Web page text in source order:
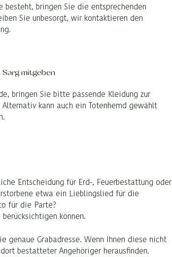
besteht, bringen Sie die entsprechenden
Sie unbesorgt, wir kontaktieren den
mitgeben
bringen Sie bitte passende Kleidung zur
kann auch ein Totenhemd gewählt
Entscheidung für Erd-, Feuerbestattung oder
etwa ein Lieblingslied für die
für die Parte?
können.
genaue Grabadresse. Wenn Ihnen diese nicht
bestatteter Angehöriger herausfinden.